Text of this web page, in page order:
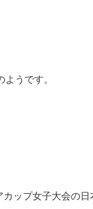
うです。
ップ女子大会の日